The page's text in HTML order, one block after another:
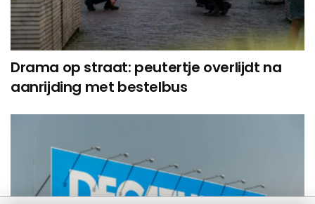
Drama op straat: peutertje overlijdt na
aanrijding met bestelbus